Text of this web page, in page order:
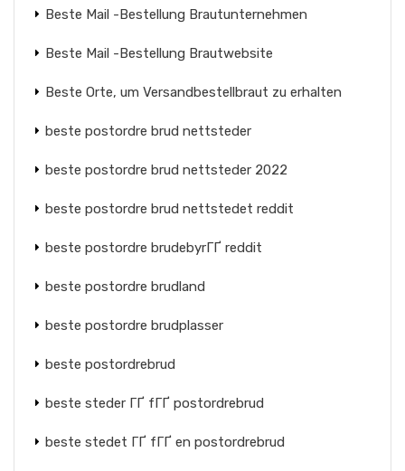
Beste Mail -Bestellung Brautunternehmen
Beste Mail -Bestellung Brautwebsite
Beste Orte, um Versandbestellbraut zu erhalten
beste postordre brud nettsteder
beste postordre brud nettsteder 2022
beste postordre brud nettstedet reddit
beste postordre brudebyrГҐ reddit
beste postordre brudland
beste postordre brudplasser
beste postordrebrud
beste steder ГҐ fГҐ postordrebrud
beste stedet ГҐ fГҐ en postordrebrud